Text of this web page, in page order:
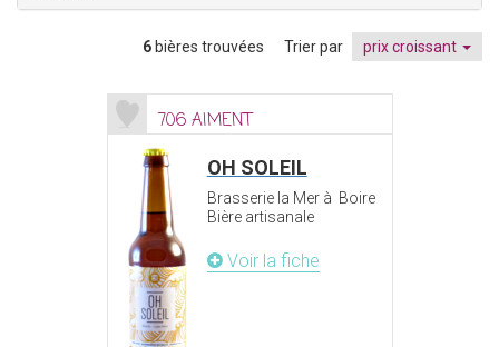
6 bières trouvées Trier par prix croissant
706 AIMENT
OH SOLEIL
Brasserie la Mer à Boire
Bière artisanale
Voir la fiche